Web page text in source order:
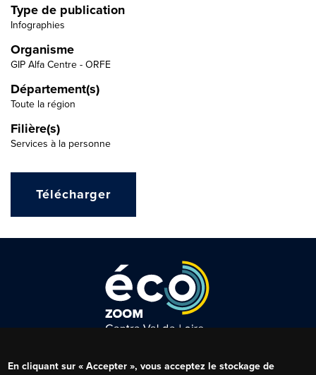
Type de publication
Infographies
Organisme
GIP Alfa Centre - ORFE
Département(s)
Toute la région
Filière(s)
Services à la personne
Télécharger
Menu
En cliquant sur « Accepter », vous acceptez le stockage de